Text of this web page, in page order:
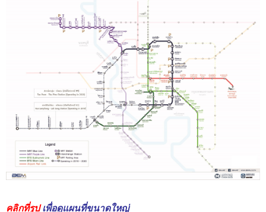
คลิกที่รูปเพื่อดูแผนที่ขนาดใหญ่